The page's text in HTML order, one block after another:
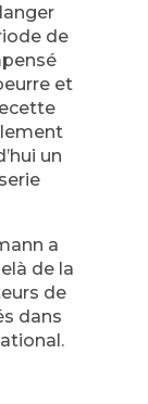
de
et
un
a
de la
de
dans